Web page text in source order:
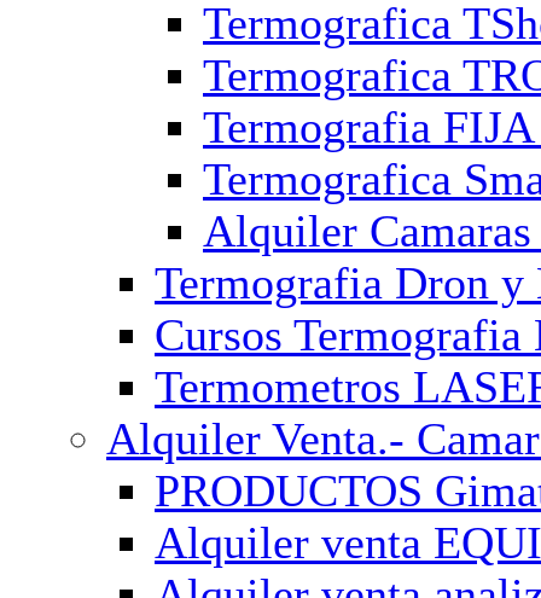
Termografica
Termografica
Termografia
Termografica
Alquiler
Termografia Dron y
Cursos
Termometros
Alquiler Venta.-
PRODUCTOS
Alquiler venta